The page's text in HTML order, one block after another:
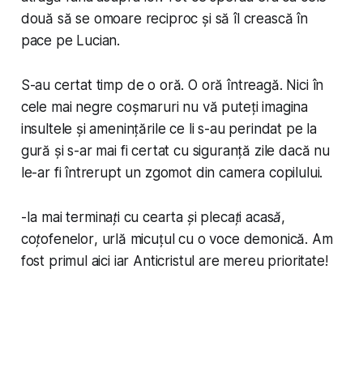
două să se omoare reciproc și să îl crească în
pace pe Lucian.
S-au certat timp de o oră. O oră întreagă. Nici în
cele mai negre coșmaruri nu vă puteți imagina
insultele și amenințările ce li s-au perindat pe la
gură și s-ar mai fi certat cu siguranță zile dacă nu
le-ar fi întrerupt un zgomot din camera copilului.
-Ia mai terminați cu cearta și plecați acasă,
coțofenelor, urlă micuțul cu o voce demonică. Am
fost primul aici iar Anticristul are mereu prioritate!